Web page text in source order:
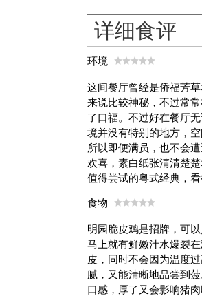
详细食评
环境
这间餐厅曾经是侨福芳
来说比较神秘，不过常
了口福。不过好在餐厅
境并没有特别的地方，
所以即便满员，也不会
欢喜，素白纸张清清楚
值得尝试的粤式经典，
食物
明园脆皮鸡是招牌，可
马上就有鲜嫩汁水爆裂
皮，同时不会因为温度
腻，又能清晰地品尝到
口感，厚了又会影响猪